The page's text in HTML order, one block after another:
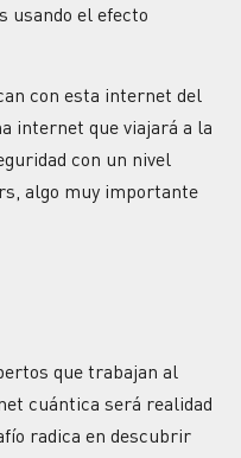
usando el efecto
con esta internet del
internet que viajará a la
con un nivel
algo muy importante
que trabajan al
cuántica será realidad
radica en descubrir